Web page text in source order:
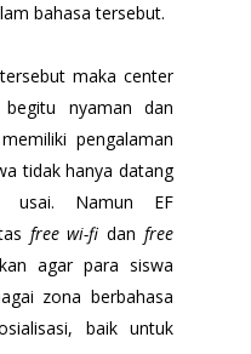
bahasa tersebut.
maka center
nyaman dan
pengalaman
tidak hanya datang
usai. Namun EF
free wi-fi danfree
agar para siswa
zona berbahasa
baik untuk